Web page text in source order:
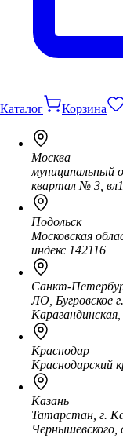
Каталог Корзина
Москва
муниципальный
квартал № 3,
Подольск
Московская
индекс 142116
Санкт-
ЛО, Бугровское
Краснодар
Краснодарский
Казань
Татарстан, г.
Чернышевского,